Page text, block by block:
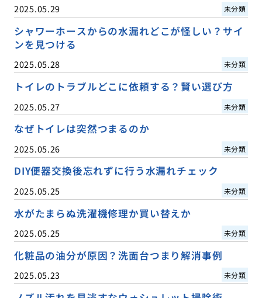
2025.05.29 未分類
シャワーホースからの水漏れどこが怪しい？サイ
ンを見つける
2025.05.28 未分類
トイレのトラブルどこに依頼する？賢い選び方
2025.05.27 未分類
なぜトイレは突然つまるのか
2025.05.26 未分類
DIY便器交換後忘れずに行う水漏れチェック
2025.05.25 未分類
水がたまらぬ洗濯機修理か買い替えか
2025.05.25 未分類
化粧品の油分が原因？洗面台つまり解消事例
2025.05.23 未分類